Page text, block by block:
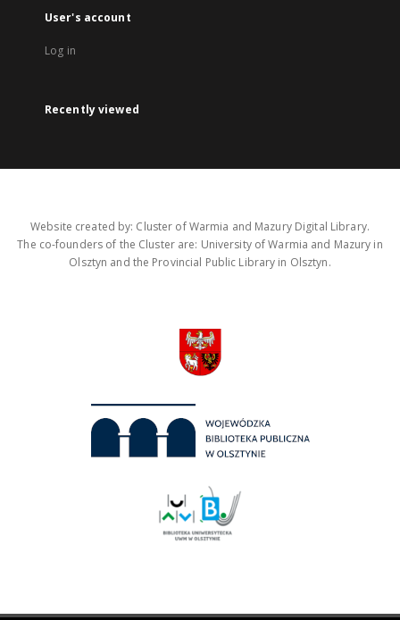
User's account
Log in
Recently viewed
Website created by: Cluster of Warmia and Mazury Digital Library.
The co-founders of the Cluster are: University of Warmia and Mazury in
Olsztyn and the Provincial Public Library in Olsztyn.